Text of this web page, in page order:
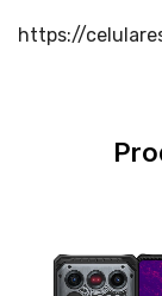
https://